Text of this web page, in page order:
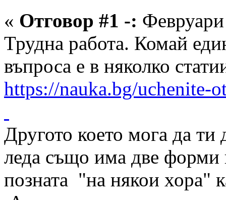
« Отговор #1 -:
Трудна работа. Комай
въпроса е в няколко
https://nauka.bg/uchenite-
Другото което мога да
леда също има две форми
позната "на някои хора"